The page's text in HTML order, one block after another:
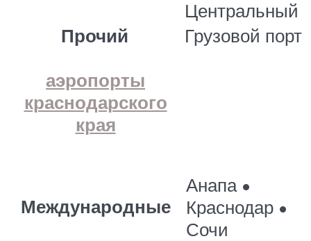
Центральный
Прочий
Грузовой порт
аэропорты
краснодарского
края
Международные
Анапа •
Краснодар •
Сочи